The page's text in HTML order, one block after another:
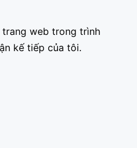
trang web trong trình
kế tiếp của tôi.